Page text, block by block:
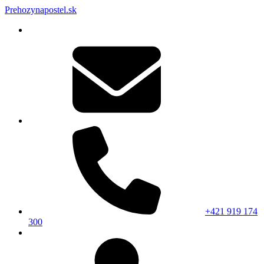
Prehozynapostel.sk
+421 919 174
300